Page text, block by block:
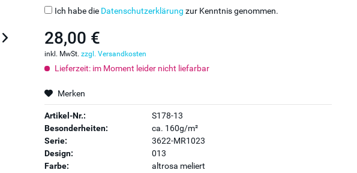
Ich habe die Datenschutzerklärung zur Kenntnis genommen.
28,00 €
inkl. MwSt.zzgl. Versandkosten
Lieferzeit: im Moment leider nicht liefarbar
Merken
Artikel-Nr.:
S178-13
Besonderheiten:
ca. 160g/m²
Serie:
3622-MR1023
Design:
013
Farbe:
altrosa meliert